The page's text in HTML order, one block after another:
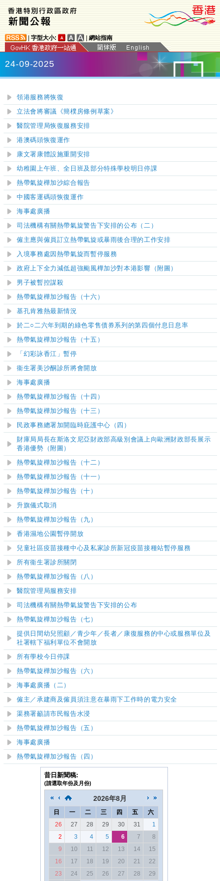
字型大小: 網站指南
24-09-2025
領港服務將恢復
立法會將審議《簡樸房條例草案》
醫院管理局恢復服務安排
港澳碼頭恢復運作
康文署康體設施重開安排
幼稚園上午班、全日班及部分特殊學校明日停課
熱帶氣旋樺加沙綜合報告
中國客運碼頭恢復運作
海事處廣播
司法機構有關熱帶氣旋警告下安排的公布（二）
僱主應與僱員訂立熱帶氣旋或暴雨後合理的工作安排
入境事務處因熱帶氣旋而暫停服務
政府上下全力減低超強颱風樺加沙對本港影響（附圖）
男子被暫控謀殺
熱帶氣旋樺加沙報告（十六）
基孔肯雅熱最新情況
於二○二六年到期的綠色零售債券系列的第四個付息日息率
熱帶氣旋樺加沙報告（十五）
「幻彩詠香江」暫停
衞生署美沙酮診所將會開放
海事處廣播
熱帶氣旋樺加沙報告（十四）
熱帶氣旋樺加沙報告（十三）
民政事務總署加開臨時庇護中心（四）
財庫局局長在斯洛文尼亞財政部高級別會議上向歐洲財政部長展示
香港優勢（附圖）
熱帶氣旋樺加沙報告（十二）
熱帶氣旋樺加沙報告（十一）
熱帶氣旋樺加沙報告（十）
升旗儀式取消
熱帶氣旋樺加沙報告（九）
香港濕地公園暫停開放
兒童社區疫苗接種中心及私家診所新冠疫苗接種站暫停服務
所有衞生署診所關閉
熱帶氣旋樺加沙報告（八）
醫院管理局服務安排
司法機構有關熱帶氣旋警告下安排的公布
熱帶氣旋樺加沙報告（七）
提供日間幼兒照顧／青少年／長者／康復服務的中心或服務單位及
社署轄下福利單位不會開放
所有學校今日停課
熱帶氣旋樺加沙報告（六）
海事處廣播（二）
僱主／承建商及僱員須注意在暴雨下工作時的電力安全
渠務署籲請市民報告水浸
熱帶氣旋樺加沙報告（五）
海事處廣播
熱帶氣旋樺加沙報告（四）
昔日新聞稿:
(請選取年份及月份)
2026年8月
日 一 二 三 四 五
六
26
27 28 29 30 31
1
2
3 4 5 6 7
8
9
10 11 12 13 14
15
16
17 18 19 20 21
22
23
24 25 26 27 28 29